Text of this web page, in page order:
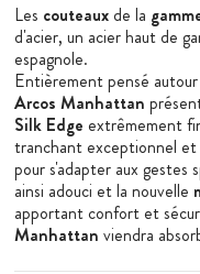
Les couteauxde la
d'acier, un acier haut de
espagnole.
Entièrement pensé
Arcos Manhattan
Silk Edge extrêmement
tranchant exceptionnel
pour s'adapter aux gestes
ainsi adouci et la nouvelle
apportant confort et
Manhattan viendra